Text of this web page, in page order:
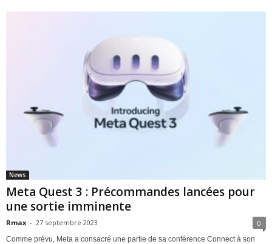
News
Meta Quest 3 : Précommandes lancées pour
une sortie imminente
Rmax - 27 septembre 2023 0
Comme prévu, Meta a consacré une partie de sa conférence Connect à son